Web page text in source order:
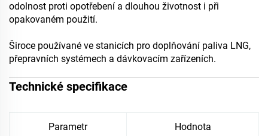
odolnost proti opotřebení a dlouhou životnost i při
opakovaném použití.
Široce používané ve stanicích pro doplňování paliva LNG,
přepravních systémech a dávkovacím zařízeních.
Technické specifikace
Parametr Hodnota